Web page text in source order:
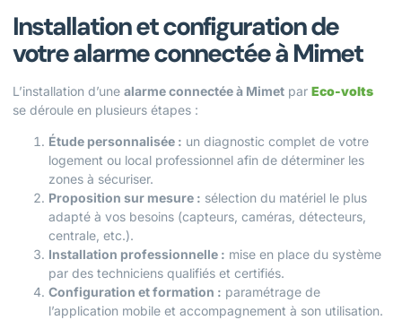
Installation et configuration de
votre alarme connectée à Mimet
L’installation d’une alarme connectée à Mimet par Eco-volts
se déroule en plusieurs étapes :
Étude personnalisée : un diagnostic complet de votre
logement ou local professionnel afin de déterminer les
zones à sécuriser.
Proposition sur mesure : sélection du matériel le plus
adapté à vos besoins (capteurs, caméras, détecteurs,
centrale, etc.).
Installation professionnelle : mise en place du système
par des techniciens qualifiés et certifiés.
Configuration et formation : paramétrage de
l’application mobile et accompagnement à son utilisation.